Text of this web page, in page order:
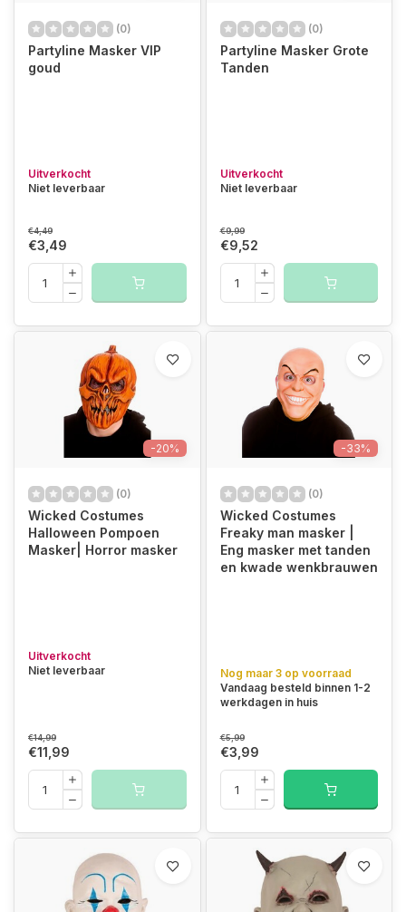
(0)
Partyline Masker VIP
goud
Uitverkocht
Niet leverbaar
€4,49
€3,49
(0)
Partyline Masker Grote
Tanden
Uitverkocht
Niet leverbaar
€9,99
€9,52
-20%
(0)
Wicked Costumes
Halloween Pompoen
Masker| Horror masker
Uitverkocht
Niet leverbaar
€14,99
€11,99
-33%
(0)
Wicked Costumes
Freaky man masker |
Eng masker met tanden
en kwade wenkbrauwen
Nog maar 3 op voorraad
Vandaag besteld binnen 1-2
werkdagen in huis
€5,99
€3,99